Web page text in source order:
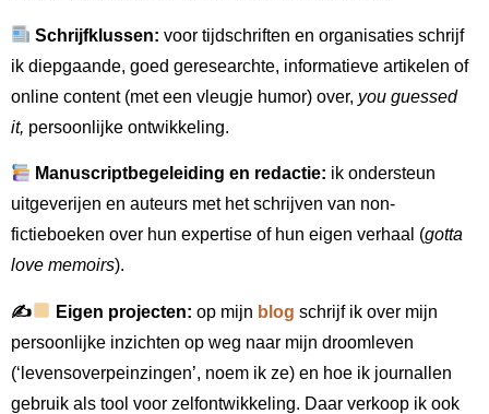
Schrijfklussen: voor tijdschriften en organisaties schrijf
ik diepgaande, goed geresearchte, informatieve artikelen of
online content (met een vleugje humor) over, you guessed
it, persoonlijke ontwikkeling.
Manuscriptbegeleiding en redactie: ik ondersteun
uitgeverijen en auteurs met het schrijven van non-
fictieboeken over hun expertise of hun eigen verhaal (gotta
love memoirs).
✍ Eigen projecten: op mijn blog schrijf ik over mijn
persoonlijke inzichten op weg naar mijn droomleven
(‘levensoverpeinzingen’, noem ik ze) en hoe ik journallen
gebruik als tool voor zelfontwikkeling. Daar verkoop ik ook